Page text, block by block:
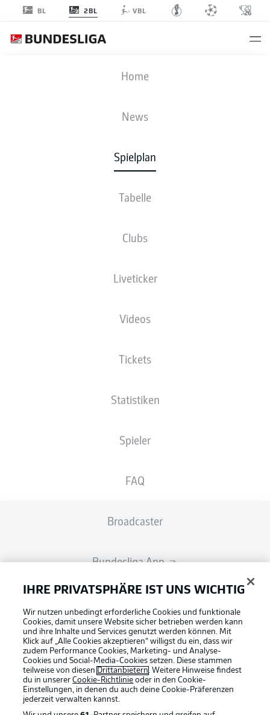
BL 2BL VBL
Home
News
Spielplan
Tabelle
Clubs
Liveticker
Videos
Tickets
Statistiken
Spieler
FAQ
Broadcaster
Bundesliga App
#BundesligaWIRKT
Common Ground
FCM
2 0
AUFSTELLUNGEN
IHRE PRIVATSPHÄRE IST UNS WICHTIG
Wir nutzen unbedingt erforderliche Cookies und funktionale
Cookies, damit unsere Website sicher betrieben werden kann
und ihre Inhalte und Services genutzt werden können. Mit
Klick auf „Alle Cookies akzeptieren“ willigst du ein, dass wir
zudem Performance Cookies, Marketing- und Analyse-
Cookies und Social-Media-Cookies setzen. Diese stammen
teilweise von diesen Drittanbietern. Weitere Hinweise findest
du in unsererCookie-Richtlinie oder in den Cookie-
Einstellungen, in denen du auch deine Cookie-Präferenzen
jederzeit verwalten kannst.